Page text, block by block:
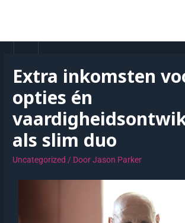
Extra inkomsten
opties én
als slim duo
Uncategorized / DoorJason Parker